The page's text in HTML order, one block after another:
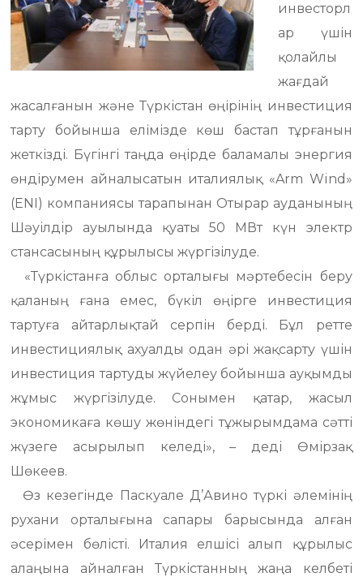
инвесторл
ар үшін
қолайлы
жағдай
жасалғанын және Түркістан өңірінің инвестиция
тарту бойынша елімізде көш бастап тұрғанын
жеткізді. Бүгінгі таңда өңірде баламалы энергия
өндірумен айналысатын италиялық «Arm Wind»
(ENI) компаниясы тарапынан Отырар ауданының
Шәуілдір ауылында қуаты 50 МВт күн электр
стансасының құрылысы жүргізілуде.
«Түркістанға облыс орталығы мәртебесін беру
қаланың ғана емес, бүкіл өңірге инвестиция
тартуға айтарлықтай серпін берді. Бұл ретте
инвестициялық ахуалды одан әрі жақсарту үшін
инвестиция тартуды жүйелеу бойынша ауқымды
жұмыс жүргізілуде. Сонымен қатар, жасыл
экономикаға көшу жөніндегі тұжырымдама сәтті
жүзеге асырылып келеді», – деді Өмірзақ
Шөкеев.
Өз кезегінде Паскуале Д’Авино түркі әлемінің
рухани орталығына сапары барысында алған
әсерімен бөлісті. Италия елшісі алып құрылыс
алаңына айналған Түркістанның жаңа келбеті